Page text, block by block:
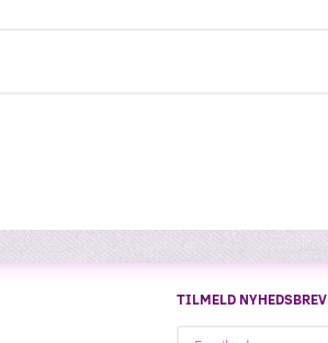
TILMELD NYHEDSBREV